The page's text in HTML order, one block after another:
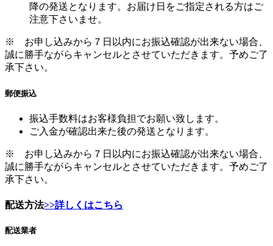
降の発送となります。お届け日をご指定される方はご
注意下さいませ。
※ お申し込みから７日以内にお振込確認が出来ない場合、
誠に勝手ながらキャンセルとさせていただきます。予めご了
承下さい。
郵便振込
振込手数料はお客様負担でお願い致します。
ご入金が確認出来た後の発送となります。
※ お申し込みから７日以内にお振込確認が出来ない場合、
誠に勝手ながらキャンセルとさせていただきます。予めご了
承下さい。
配送方法>>詳しくはこちら
配送業者